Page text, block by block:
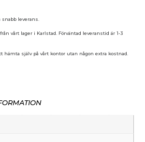
leverans.
vårt lager i Karlstad. Förväntad leveranstid är 1-3
hämta själv på vårt kontor utan någon extra kostnad.